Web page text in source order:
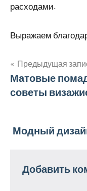
расходами.
Выражаем
Навигация
по
Предыдущая
Матовые
советы
Модный
Добавить